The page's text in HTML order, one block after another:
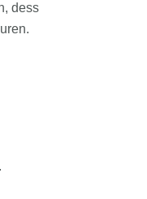
dess